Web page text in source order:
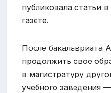
публиковала статьи
газете.
После бакалавриата
продолжить свое
в магистратуру
учебного